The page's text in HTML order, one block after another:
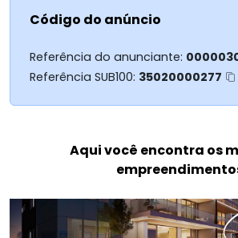
41.99188-3399 Paola Meireles via
Código do anúncio
Referência do anunciante:
Referência SUB100: 35020000277
Aqui você encontra os